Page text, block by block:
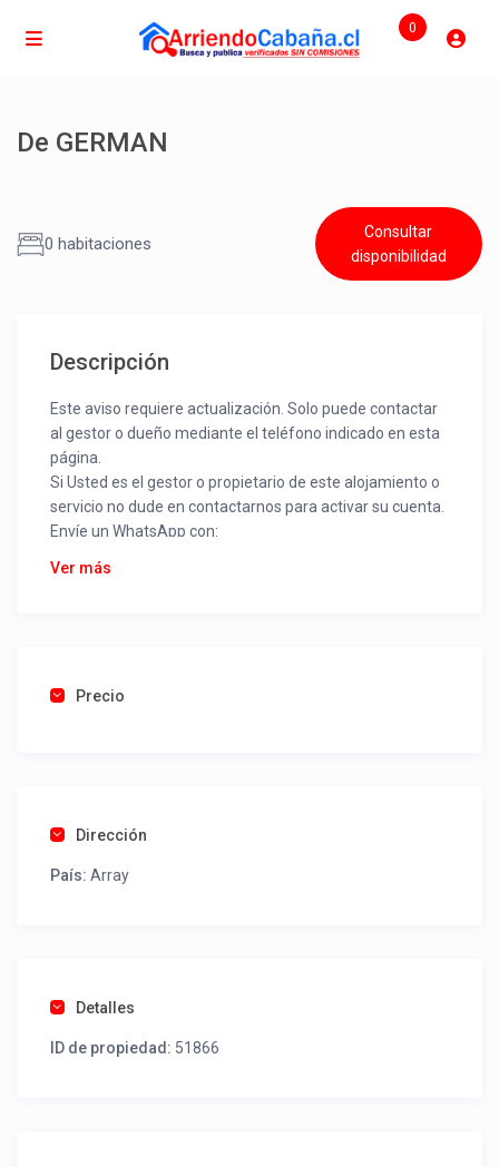
0
De GERMAN
0 habitaciones
Consultar
disponibilidad
Descripción
Este aviso requiere actualización. Solo puede contactar
al gestor o dueño mediante el teléfono indicado en esta
página.
Si Usted es el gestor o propietario de este alojamiento o
servicio no dude en contactarnos para activar su cuenta.
Envíe un WhatsApp con:
Nombre alojamiento o servicio
Una foto de cuenta de luz o agua o gas que acredite
como un profesional sin COMISIONES ni ESTAFAS.
Tel contacto propiedad:
Ver más
Precio
Dirección
País: Array
Detalles
ID de propiedad: 51866